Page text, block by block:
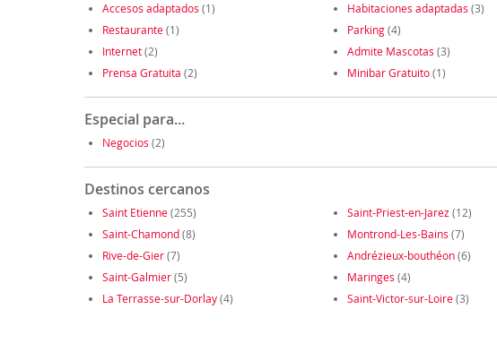
Accesos adaptados (1) Habitaciones adaptadas (3)
Restaurante(1) Parking(4)
Internet(2) Admite Mascotas (3)
Prensa Gratuita (2) Minibar Gratuito(1)
Especial para...
Negocios (2)
Destinos cercanos
Saint Etienne(255) Saint-Priest-en-Jarez (12)
Saint-Chamond(8) Montrond-Les-Bains (7)
Rive-de-Gier(7) Andrézieux-bouthéon(6)
Saint-Galmier(5) Maringes (4)
La Terrasse-sur-Dorlay(4) Saint-Victor-sur-Loire(3)